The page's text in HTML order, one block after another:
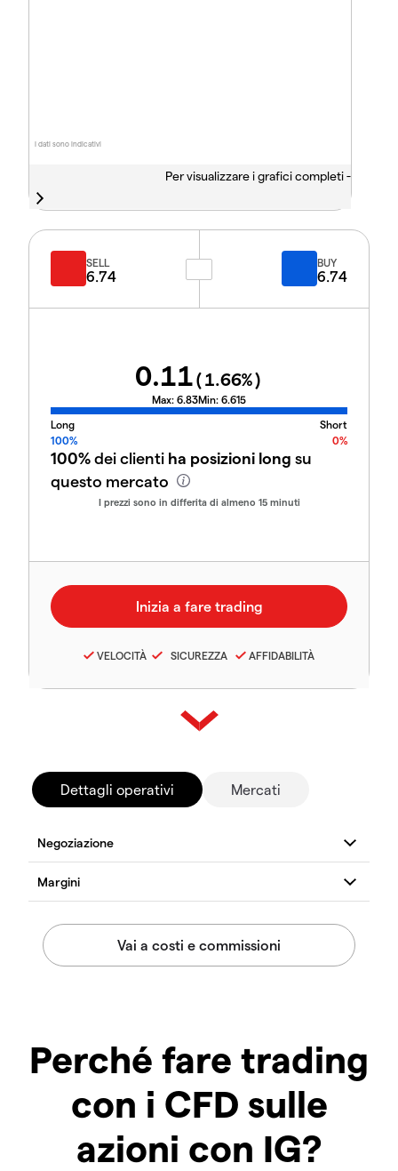
I dati sono indicativi
Per visualizzare i grafici completi -
SELL
6.74
BUY
6.74
0.11(1.66%)
Max: 6.83Min: 6.615
Long
Short
100%
0%
100%dei clienti ha posizioni long su
questo mercato
I prezzi sono in differita di almeno 15 minuti
VELOCITÀ SICUREZZA AFFIDABILITÀ
Dettagli operativi Mercati
Perché fare trading
con i CFD sulle
azioni con IG?